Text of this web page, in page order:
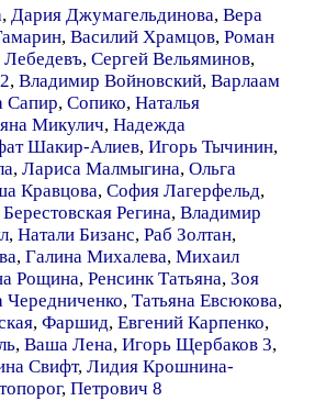
, Дария Джумагельдинова, Вера
, Василий Храмцов, Роман
, Сергей Вельяминов,
, Владимир Войновский, Варлаам
Сапир, Сопико, Наталья
Микулич, Надежда
Шакир-Алиев, Игорь Тычинин,
, Лариса Малмыгина, Ольга
Кравцова, София Лагерфельд,
Берестовская Регина, Владимир
, Натали Бизанс, Раб Золтан,
, Галина Михалева, Михаил
Рощина, Ренсинк Татьяна, Зоя
Чередниченко, Татьяна Евсюкова,
, Фаршид, Евгений Карпенко,
, Ваша Лена, Игорь Щербаков 3,
Свифт, Лидия Крошнина-
, Петрович 8